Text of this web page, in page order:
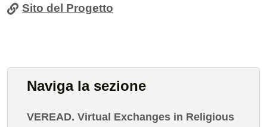
Sito del Progetto
Naviga la sezione
VEREAD. Virtual Exchanges in Religious